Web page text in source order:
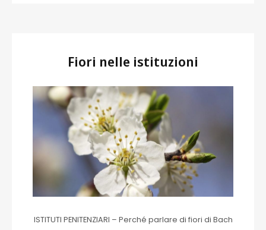
Fiori nelle istituzioni
ISTITUTI PENITENZIARI – Perché parlare di fiori di Bach